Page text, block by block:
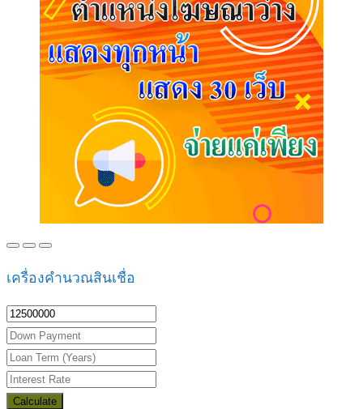
เครื่องคำนวณสินเชื่อ
Calculate